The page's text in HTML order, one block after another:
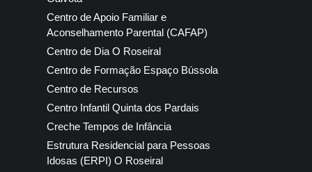
Centro de Apoio Familiar e
Aconselhamento Parental (CAFAP)
Centro de Dia O Roseiral
Centro de Formação Espaço Bússola
Centro de Recursos
Centro Infantil Quinta dos Pardais
Creche Tempos de Infância
Estrutura Residencial para Pessoas
Idosas (ERPI) O Roseiral